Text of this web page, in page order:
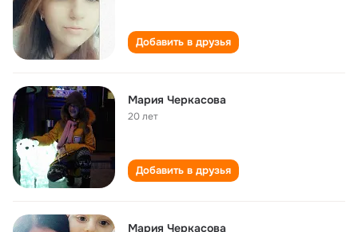
Добавить в друзья
Мария Черкасова
20 лет
Добавить в друзья
Мария Черкасова